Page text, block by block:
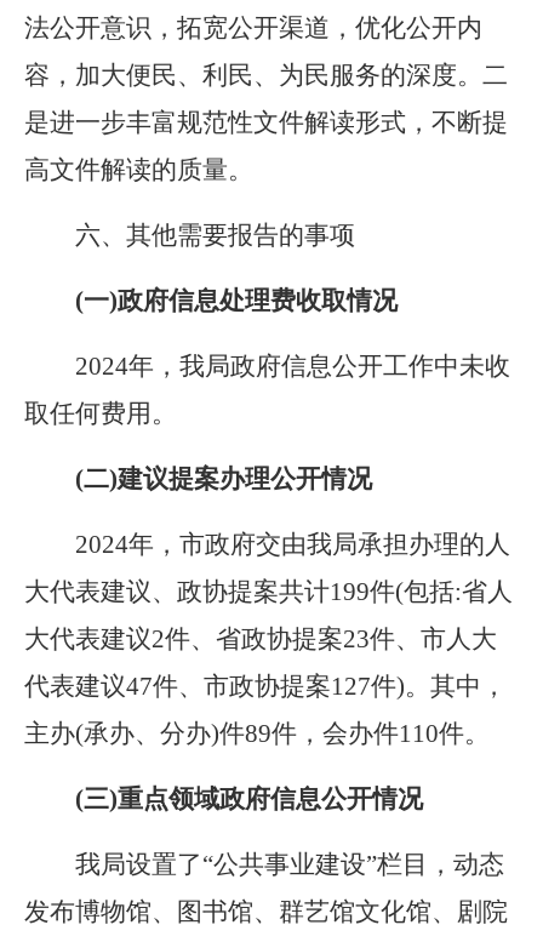
法公开意识，拓宽公开渠道，优化公开内
容，加大便民、利民、为民服务的深度。二
是进一步丰富规范性文件解读形式 ，不断提
高文件解读的质量。
六、其他需要报告的事项
(一)政府信息处理费收取情况
2024年，我局政府信息公开工作中未收
取任何费用。
(二)建议提案办理公开情况
2024年，市政府交由我局承担办理的人
大代表建议、政协提案共计199件(包括:省人
大代表建议2件、省政协提案23件、市人大
代表建议47件、市政协提案127件)。其中，
主办(承办、分办)件89件，会办件110件。
(三)重点领域政府信息公开情况
我局设置了“公共事业建设”栏目，动态
发布博物馆、图书馆、群艺馆文化馆、剧院